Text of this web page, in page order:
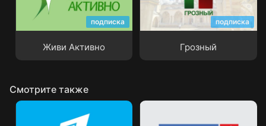
подписка
Живи Активно
подписка
Грозный
Грозный
Смотрите также